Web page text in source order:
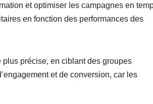
et optimiser les campagnes en
en fonction des performances des
plus précise, en ciblant des groupes
et de conversion, car les